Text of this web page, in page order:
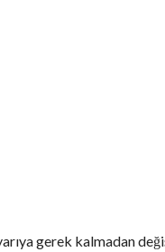
gerek kalmadan